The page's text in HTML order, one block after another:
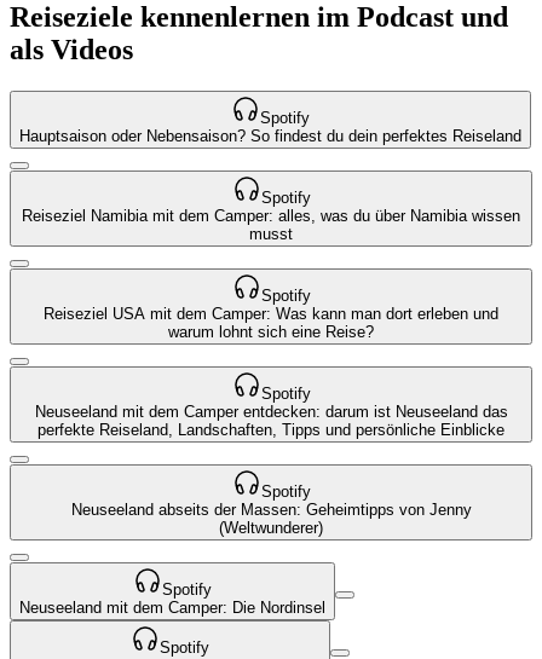
Reiseziele kennenlernen im Podcast und
als Videos
Spotify
Hauptsaison oder Nebensaison? So findest du dein perfektes Reiseland
Spotify
Reiseziel Namibia mit dem Camper: alles, was du über Namibia wissen
musst
Spotify
Reiseziel USA mit dem Camper: Was kann man dort erleben und
warum lohnt sich eine Reise?
Spotify
Neuseeland mit dem Camper entdecken: darum ist Neuseeland das
perfekte Reiseland, Landschaften, Tipps und persönliche Einblicke
Spotify
Neuseeland abseits der Massen: Geheimtipps von Jenny
(Weltwunderer)
Spotify
Neuseeland mit dem Camper: Die Nordinsel
Spotify